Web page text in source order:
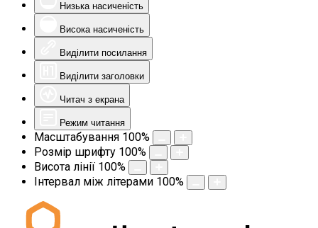
Низька насиченість
Висока насиченість
Виділити посилання
Виділити заголовки
Читач з екрана
Режим читання
Масштабування 100%
Розмір шрифту 100%
Висота лінії 100%
Інтервал між літерами 100%